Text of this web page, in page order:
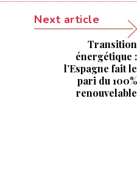
Next article
Transition
énergétique :
l’Espagne fait le
pari du 100%
renouvelable